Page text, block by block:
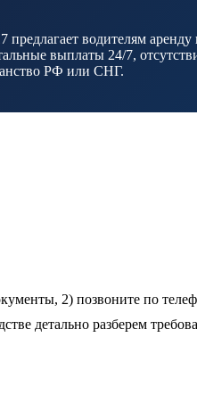
водителям
выплаты 24/7,
РФ или СНГ.
2) позвоните по
детально разберем